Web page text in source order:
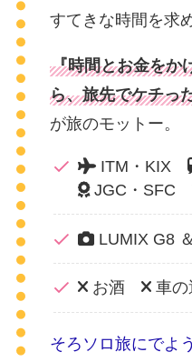
すてきな時間を求
『時間とお金をか
ら、旅先でケチっ
が旅のモットー。
ITM・KIX
JGC・SFC
LUMIX G8
お酒 車の
そろソロ旅にでよ